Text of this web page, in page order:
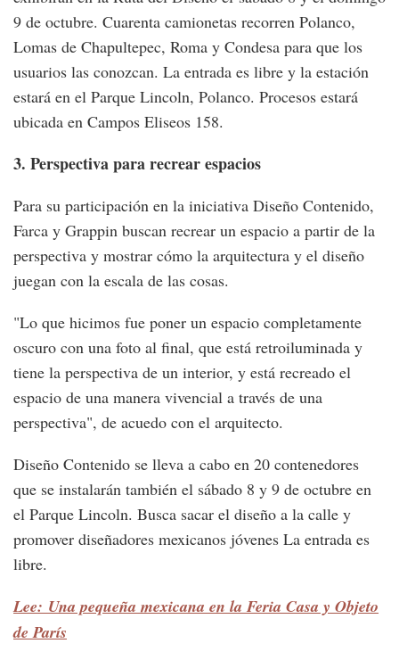
9 de octubre. Cuarenta camionetas recorren Polanco,
Lomas de Chapultepec, Roma y Condesa para que los
usuarios las conozcan. La entrada es libre y la estación
estará en el Parque Lincoln, Polanco. Procesos estará
ubicada en Campos Eliseos 158.
3. Perspectiva para recrear espacios
Para su participación en la iniciativa Diseño Contenido,
Farca y Grappin buscan recrear un espacio a partir de la
perspectiva y mostrar cómo la arquitectura y el diseño
juegan con la escala de las cosas.
"Lo que hicimos fue poner un espacio completamente
oscuro con una foto al final, que está retroiluminada y
tiene la perspectiva de un interior, y está recreado el
espacio de una manera vivencial a través de una
perspectiva", de acuedo con el arquitecto.
Diseño Contenido se lleva a cabo en 20 contenedores
que se instalarán también el sábado 8 y 9 de octubre en
el Parque Lincoln. Busca sacar el diseño a la calle y
promover diseñadores mexicanos jóvenes La entrada es
libre.
Lee: Una pequeña mexicana en la Feria Casa y Objeto
de París